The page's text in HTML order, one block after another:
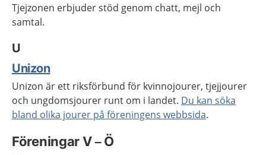
Tjejzonen erbjuder stöd genom chatt, mejl och
samtal.
U
Unizon
Unizon är ett riksförbund för kvinnojourer, tjejjourer
och ungdomsjourer runt om i landet. Du kan söka
bland olika jourer på föreningens webbsida.
Föreningar V – Ö